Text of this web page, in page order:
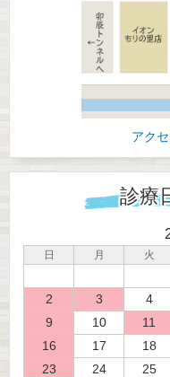
アク
診療
日 月 火
2
3 4
9
10 11
16
17 18
23
24 25